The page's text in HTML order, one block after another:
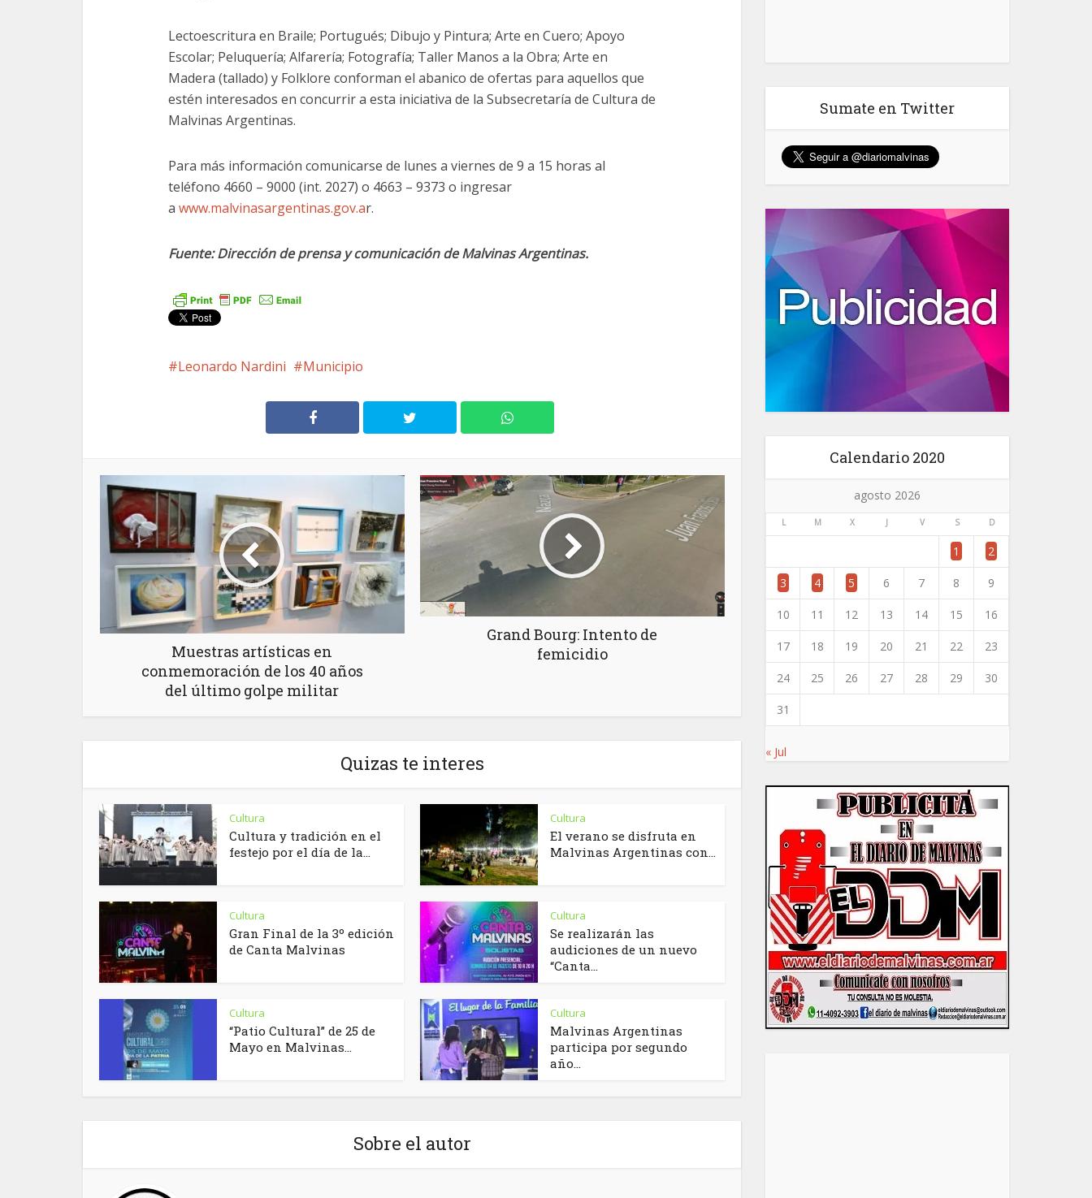
Lectoescritura en Braile; Portugués; Dibujo y Pintura; Arte en Cuero; Apoyo
Escolar; Peluquería; Alfarería; Fotografía; Taller Manos a la Obra; Arte en
Madera (tallado) y Folklore conforman el abanico de ofertas para aquellos que
estén interesados en concurrir a esta iniciativa de la Subsecretaría de Cultura de
Malvinas Argentinas.
Para más información comunicarse de lunes a viernes de 9 a 15 horas al
teléfono 4660 – 9000 (int. 2027) o 4663 – 9373 o ingresar
a www.malvinasargentinas.gov.ar.
Fuente: Dirección de prensa y comunicación de Malvinas Argentinas.
Leonardo Nardini Municipio
Muestras artísticas en
conmemoración de los 40 años
del último golpe militar
Grand Bourg: Intento de
femicidio
Quizas te interes
Cultura
Cultura y tradición en el
festejo por el día de la...
Cultura
El verano se disfruta en
Malvinas Argentinas con...
Cultura
Gran Final de la 3º edición
de Canta Malvinas
Cultura
Se realizarán las
audiciones de un nuevo
“Canta...
Cultura
“Patio Cultural” de 25 de
Mayo en Malvinas...
Cultura
Malvinas Argentinas
participa por segundo
año...
Sobre el autor
Sumate en Twitter
Calendario 2020
agosto 2026
L M X J V S D
1 2
3 4 5 6 7 8 9
10 11 12 13 14 15 16
17 18 19 20 21 22 23
24 25 26 27 28 29 30
31
« Jul